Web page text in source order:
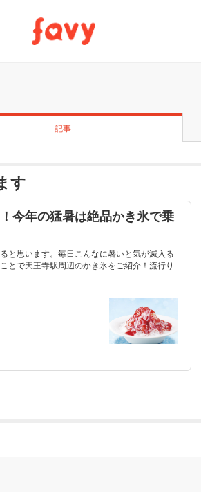
記事
す
今年の猛暑は絶品かき氷で乗
と思います。毎日こんなに暑いと気が滅入る
とで天王寺駅周辺のかき氷をご紹介！流行り